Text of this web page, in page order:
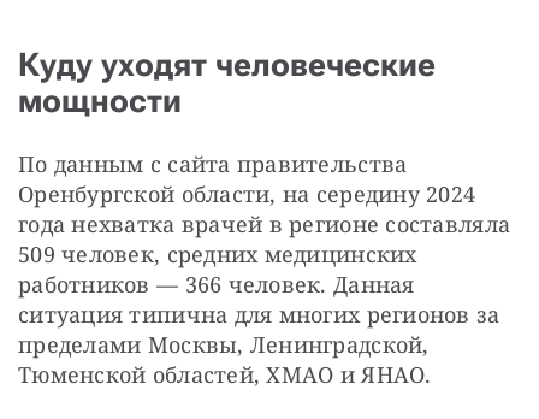
Куду уходят человеческие
мощности
По данным с сайта правительства
Оренбургской области, на середину 2024
года нехватка врачей в регионе составляла
509 человек, средних медицинских
работников — 366 человек. Данная
ситуация типична для многих регионов за
пределами Москвы, Ленинградской,
Тюменской областей, ХМАО и ЯНАО.